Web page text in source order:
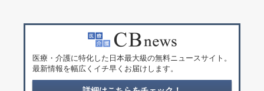
医療・介護に特化した日本最大級の無料ニュースサイト。
最新情報を幅広くイチ早くお届けします。